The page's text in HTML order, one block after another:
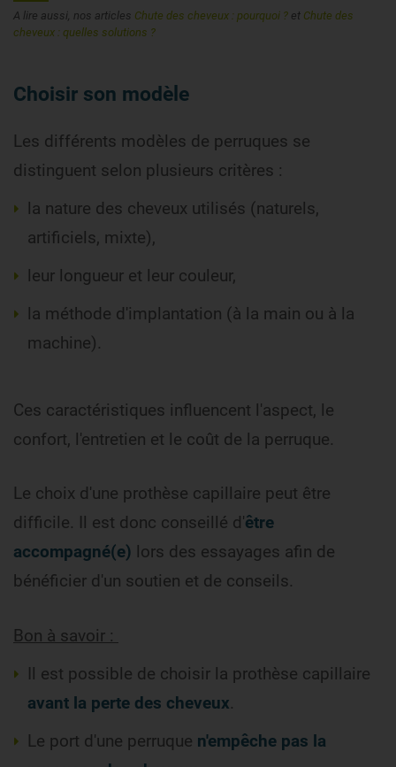
A lire aussi, nos articles Chute des cheveux : pourquoi ? et Chute des
cheveux : quelles solutions ?
Choisir son modèle
Les différents modèles de perruques se
distinguent selon plusieurs critères :
la nature des cheveux utilisés (naturels,
artificiels, mixte),
leur longueur et leur couleur,
la méthode d'implantation (à la main ou à la
machine).
Ces caractéristiques influencent l'aspect, le
confort, l'entretien et le coût de la perruque.
Le choix d'une prothèse capillaire peut être
difficile. Il est donc conseillé d'être
accompagné(e) lors des essayages afin de
bénéficier d'un soutien et de conseils.
Bon à savoir :
Il est possible de choisir la prothèse capillaire
avant la perte des cheveux.
Le port d'une perruque n'empêche pas la